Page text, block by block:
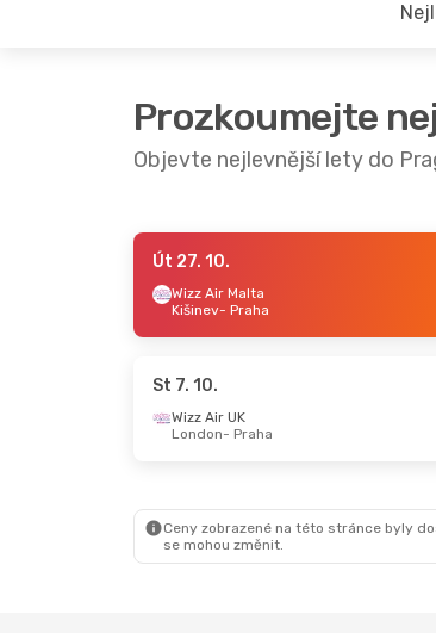
Prozkoumejte
Objevte nejlevnější lety do
- Po 2. 11.
- Praha
- St 21. 10.
Praha
-
Út 27. 10.
Wizz Air Malta
Kišinev- Praha
St 7. 10.
Wizz Air UK
London- Praha
Ceny zobrazené na této stránce byly
se mohou změnit.